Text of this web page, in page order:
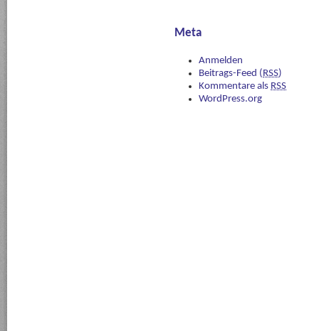
Meta
Anmelden
Beitrags-Feed ( RSS)
Kommentare als RSS
WordPress.org